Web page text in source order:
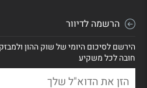
הרשמה לדיוור
הירשם לסיכום היומי של שוק ההון
חובה לכל משקיע